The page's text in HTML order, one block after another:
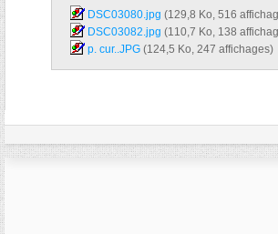
DSC03080.jpg‎ (129,8 Ko, 516
DSC03082.jpg‎ (110,7 Ko, 138
p. cur..JPG‎ (124,5 Ko, 247 affichages)